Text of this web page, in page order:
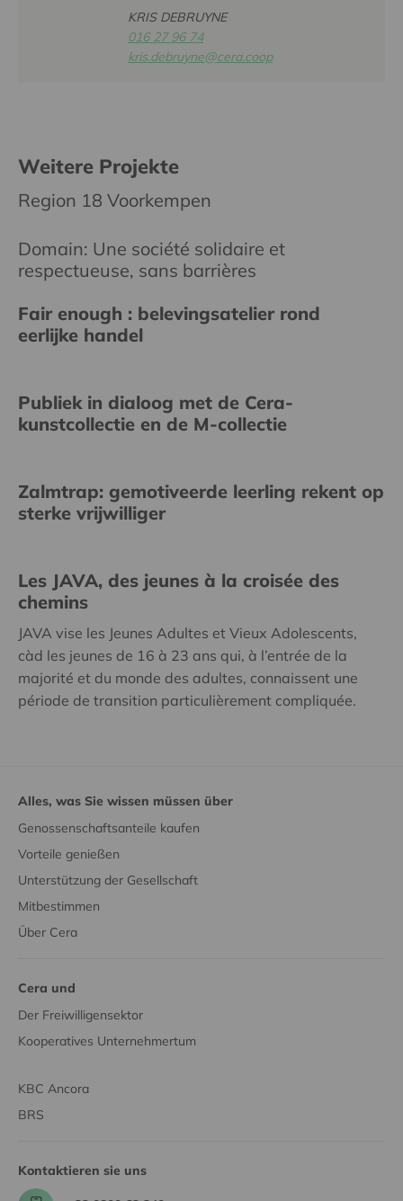
KRIS DEBRUYNE
016 27 96 74
kris.debruyne@cera.coop
Weitere Projekte
Region 18 Voorkempen
Domain: Une société solidaire et
respectueuse, sans barrières
Fair enough : belevingsatelier rond
eerlijke handel
Publiek in dialoog met de Cera-
kunstcollectie en de M-collectie
Zalmtrap: gemotiveerde leerling rekent op
sterke vrijwilliger
Les JAVA, des jeunes à la croisée des
chemins
JAVA vise les Jeunes Adultes et Vieux Adolescents,
càd les jeunes de 16 à 23 ans qui, à l’entrée de la
majorité et du monde des adultes, connaissent une
période de transition particulièrement compliquée.
Alles, was Sie wissen müssen über
Genossenschaftsanteile kaufen
Vorteile genießen
Unterstützung der Gesellschaft
Mitbestimmen
Über Cera
Cera und
Der Freiwilligensektor
Kooperatives Unternehmertum
KBC Ancora
BRS
Kontaktieren sie uns